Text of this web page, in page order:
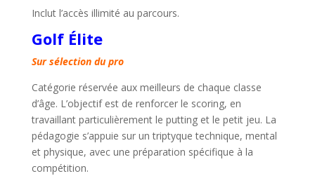
Inclut l’accès illimité au parcours.
Golf Élite
Sur sélection du pro
Catégorie réservée aux meilleurs de chaque classe
d’âge. L’objectif est de renforcer le scoring, en
travaillant particulièrement le putting et le petit jeu. La
pédagogie s’appuie sur un triptyque technique, mental
et physique, avec une préparation spécifique à la
compétition.